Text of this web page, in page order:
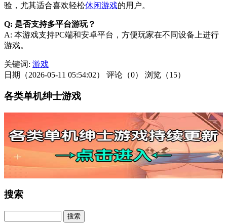
验，尤其适合喜欢轻松休闲游戏的用户。
Q: 是否支持多平台游玩？
A: 本游戏支持PC端和安卓平台，方便玩家在不同设备上进行
游戏。
关键词: 游戏
日期（2026-05-11 05:54:02）
评论（0） 浏览（15）
各类单机绅士游戏
搜索